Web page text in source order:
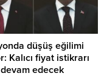
düşüş eğilimi
Kalıcı fiyat istikrarı
edecek